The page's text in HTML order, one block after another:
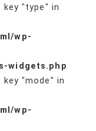
key "type" in
wp-
widgets.php
key "mode" in
wp-